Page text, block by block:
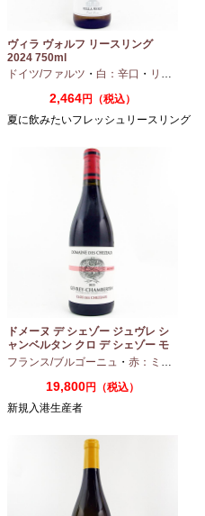
ヴィラ ヴォルフ リースリング
2024 750ml
ドイツ/ファルツ ・ 白：辛口 ・ リースリング
2,464円（税込）
夏に飲みたいフレッシュリースリング
ドメーヌ デ シェゾー ジュヴレ シ
ャンベルタン クロ デ シェゾー モ
ノポール 2023 750ml
フランス/ブルゴーニュ ・ 赤：ミディアムボディ
19,800円（税込）
新規入港生産者